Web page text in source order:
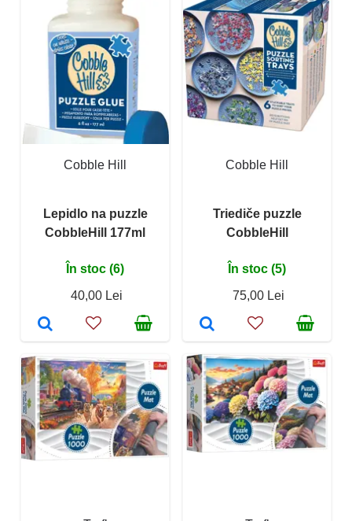
Cobble Hill
Lepidlo na puzzle
CobbleHill 177ml
În stoc (6)
40,00 Lei
Cobble Hill
Triediče puzzle
CobbleHill
În stoc (5)
75,00 Lei